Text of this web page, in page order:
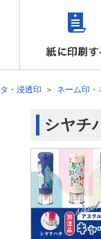
・浸透印 ネーム印・
シヤチ